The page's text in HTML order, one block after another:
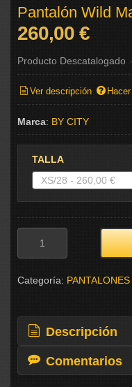
Pantalón Wild
260,00 €
Producto Descatalogado -
Ver descripción
Marca: BY CITY
TALLA
Categoría: PANTALONES
Descripción
Comentarios